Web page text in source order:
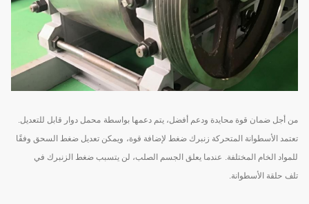
من أجل ضمان قوة محايدة ودعم أفضل، يتم دعمها بواسطة محمل دوار قابل للتعديل.
تعتمد الأسطوانة المتحركة زنبرك ضغط لإضافة قوة، ويمكن تعديل ضغط السحق وفقًا
للمواد الخام المختلفة. عندما يعلق الجسم الصلب، لن يتسبب ضغط الزنبرك في
تلف حلقة الأسطوانة.